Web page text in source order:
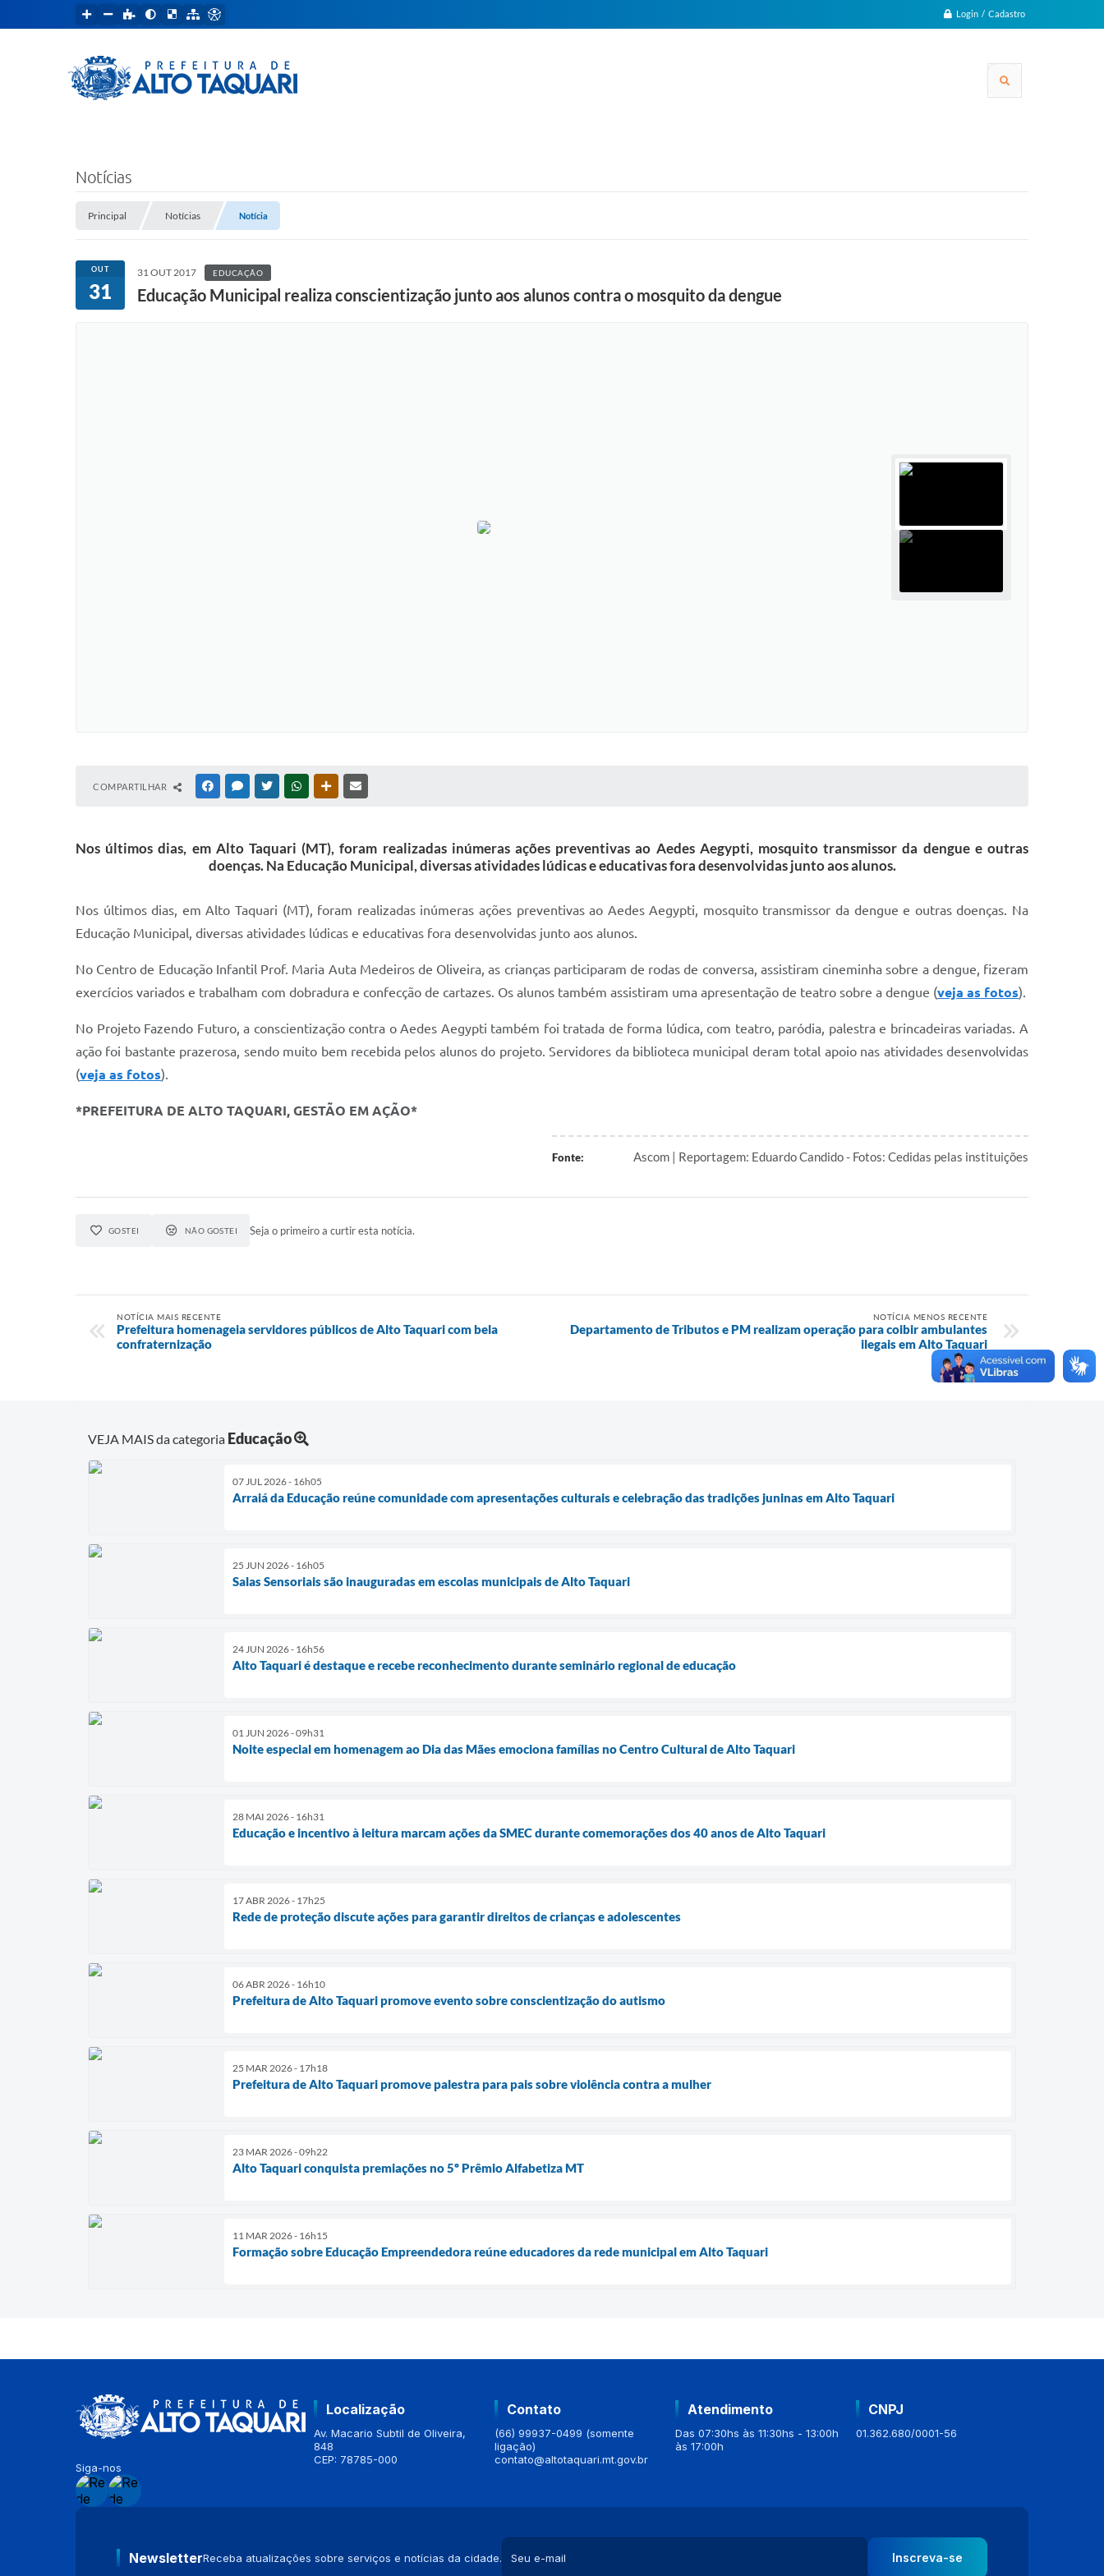
Login / Cadastro
Notícias
Principal Notícias Notícia
OUT
31
31 OUT 2017 EDUCAÇÃO
Educação Municipal realiza conscientização junto aos alunos contra o mosquito da dengue
COMPARTILHAR FACEBOOKMESSENGER
TWITTERWHATSAPPOUTRAS MÍDIAS
Nos últimos dias, em Alto Taquari (MT), foram realizadas inúmeras ações preventivas ao Aedes Aegypti, mosquito transmissor da dengue e outras
doenças. Na Educação Municipal, diversas atividades lúdicas e educativas fora desenvolvidas junto aos alunos.
Nos últimos dias, em Alto Taquari (MT), foram realizadas inúmeras ações preventivas ao Aedes Aegypti, mosquito transmissor da dengue e outras doenças. Na
Educação Municipal, diversas atividades lúdicas e educativas fora desenvolvidas junto aos alunos.
No Centro de Educação Infantil Prof. Maria Auta Medeiros de Oliveira, as crianças participaram de rodas de conversa, assistiram cineminha sobre a dengue, fizeram
exercícios variados e trabalham com dobradura e confecção de cartazes. Os alunos também assistiram uma apresentação de teatro sobre a dengue (veja as fotos).
No Projeto Fazendo Futuro, a conscientização contra o Aedes Aegypti também foi tratada de forma lúdica, com teatro, paródia, palestra e brincadeiras variadas. A
ação foi bastante prazerosa, sendo muito bem recebida pelos alunos do projeto. Servidores da biblioteca municipal deram total apoio nas atividades desenvolvidas
(veja as fotos).
*PREFEITURA DE ALTO TAQUARI, GESTÃO EM AÇÃO*
Fonte: Ascom | Reportagem: Eduardo Candido - Fotos: Cedidas pelas instituições
GOSTEI NÃO GOSTEI Seja o primeiro a curtir esta notícia.
NOTÍCIA MAIS RECENTE
Prefeitura homenageia servidores públicos de Alto Taquari com bela
confraternização
NOTÍCIA MENOS RECENTE
Departamento de Tributos e PM realizam operação para coibir ambulantes
ilegais em Alto Taquari
VEJA MAIS da categoria Educação
07 JUL 2026 - 16h05
Arraiá da Educação reúne comunidade com apresentações culturais e celebração das tradições juninas em Alto Taquari
25 JUN 2026 - 16h05
Salas Sensoriais são inauguradas em escolas municipais de Alto Taquari
24 JUN 2026 - 16h56
Alto Taquari é destaque e recebe reconhecimento durante seminário regional de educação
01 JUN 2026 - 09h31
Noite especial em homenagem ao Dia das Mães emociona famílias no Centro Cultural de Alto Taquari
28 MAI 2026 - 16h31
Educação e incentivo à leitura marcam ações da SMEC durante comemorações dos 40 anos de Alto Taquari
17 ABR 2026 - 17h25
Rede de proteção discute ações para garantir direitos de crianças e adolescentes
06 ABR 2026 - 16h10
Prefeitura de Alto Taquari promove evento sobre conscientização do autismo
25 MAR 2026 - 17h18
Prefeitura de Alto Taquari promove palestra para pais sobre violência contra a mulher
23 MAR 2026 - 09h22
Alto Taquari conquista premiações no 5º Prêmio Alfabetiza MT
11 MAR 2026 - 16h15
Formação sobre Educação Empreendedora reúne educadores da rede municipal em Alto Taquari
Siga-nos
Localização
Av. Macario Subtil de Oliveira,
848
CEP: 78785-000
Contato
(66) 99937-0499 (somente
ligação)
contato@altotaquari.mt.gov.br
Atendimento
Das 07:30hs às 11:30hs - 13:00h
às 17:00h
CNPJ
01.362.680/0001-56
NewsletterReceba atualizações sobre serviços e notícias da cidade. Inscreva-se